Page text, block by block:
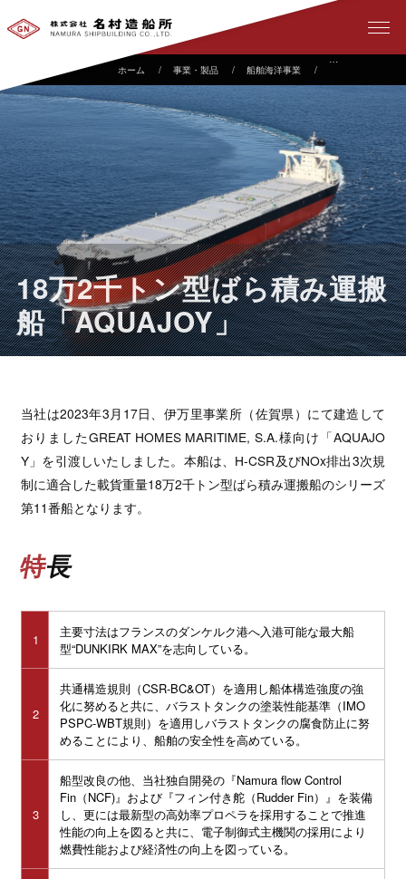
事業・製品 船舶海洋事業
18万2千トン型ばら積み運搬
船「AQUAJOY」
当社は2023年3月17日、伊万里事業所（佐賀県）にて建造して
おりましたGREAT HOMES MARITIME, S.A.様向け「AQUAJO
Y」を引渡しいたしました。本船は、H-CSR及びNOx排出3次規
制に適合した載貨重量18万2千トン型ばら積み運搬船のシリーズ
第11番船となります。
特長
1
主要寸法はフランスのダンケルク港へ入港可能な最大船
型“DUNKIRK MAX”を志向している。
2
共通構造規則（CSR-BC&OT）を適用し船体構造強度の強
化に努めると共に、バラストタンクの塗装性能基準（IMO
PSPC-WBT規則）を適用しバラストタンクの腐食防止に努
めることにより、船舶の安全性を高めている。
3
船型改良の他、当社独自開発の『Namura flow Control
Fin（NCF)』および『フィン付き舵（Rudder Fin）』を装備
し、更には最新型の高効率プロペラを採用することで推進
性能の向上を図ると共に、電子制御式主機関の採用により
燃費性能および経済性の向上を図っている。